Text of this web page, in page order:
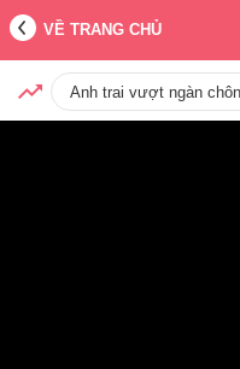
VỀ TRANG CHỦ
Anh trai vượt ngàn